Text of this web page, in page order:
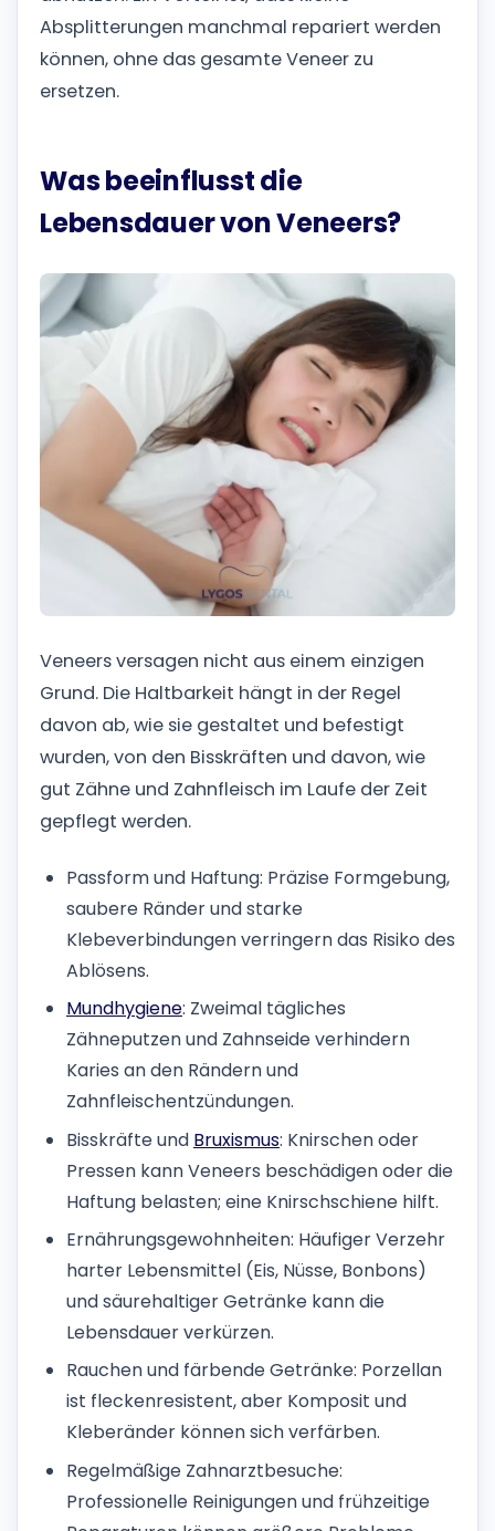
Absplitterungen manchmal repariert werden
können, ohne das gesamte Veneer zu
ersetzen.
Was beeinflusst die
Lebensdauer von Veneers?
Veneers versagen nicht aus einem einzigen
Grund. Die Haltbarkeit hängt in der Regel
davon ab, wie sie gestaltet und befestigt
wurden, von den Bisskräften und davon, wie
gut Zähne und Zahnfleisch im Laufe der Zeit
gepflegt werden.
Passform und Haftung: Präzise Formgebung,
saubere Ränder und starke
Klebeverbindungen verringern das Risiko des
Ablösens.
Mundhygiene: Zweimal tägliches
Zähneputzen und Zahnseide verhindern
Karies an den Rändern und
Zahnfleischentzündungen.
Bisskräfte und Bruxismus: Knirschen oder
Pressen kann Veneers beschädigen oder die
Haftung belasten; eine Knirschschiene hilft.
Ernährungsgewohnheiten: Häufiger Verzehr
harter Lebensmittel (Eis, Nüsse, Bonbons)
und säurehaltiger Getränke kann die
Lebensdauer verkürzen.
Rauchen und färbende Getränke: Porzellan
ist fleckenresistent, aber Komposit und
Kleberänder können sich verfärben.
Regelmäßige Zahnarztbesuche:
Professionelle Reinigungen und frühzeitige